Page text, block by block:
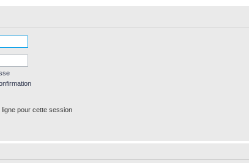
pour cette session